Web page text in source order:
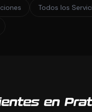
Todos los
en